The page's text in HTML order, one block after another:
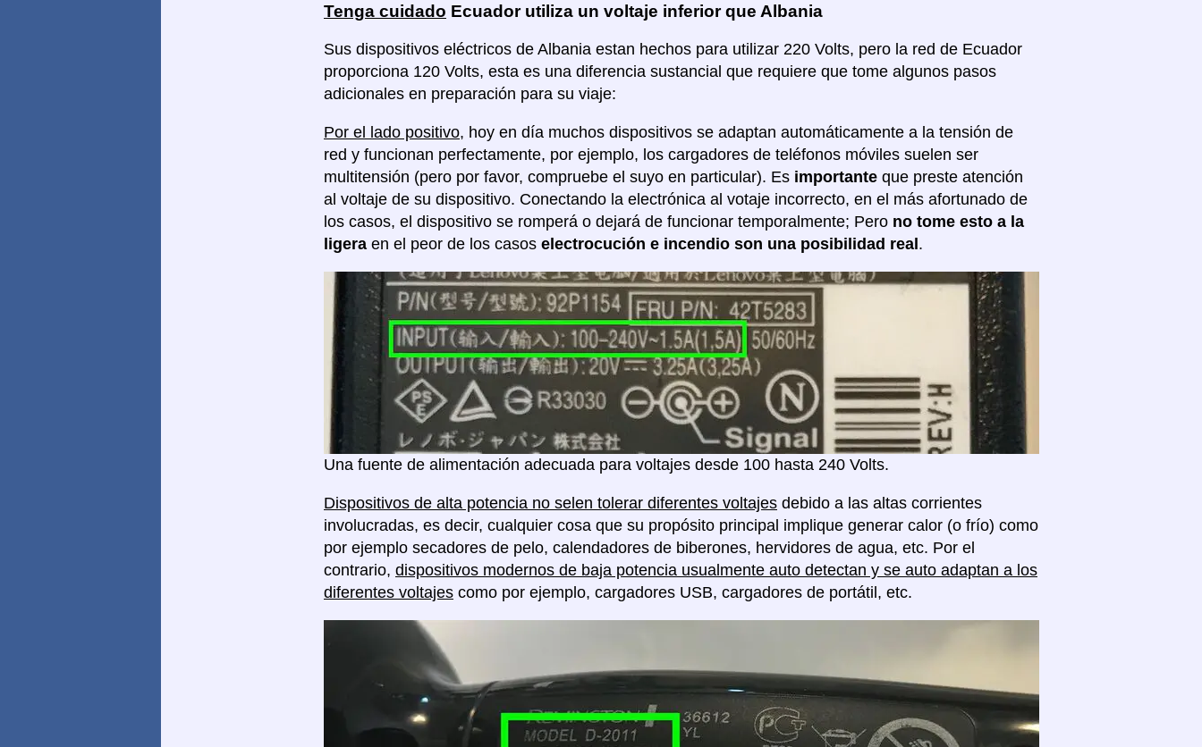
Tenga cuidado Ecuador utiliza un voltaje inferior que Albania
Sus dispositivos eléctricos de Albania estan hechos para utilizar 220 Volts, pero la red de Ecuador
proporciona 120 Volts, esta es una diferencia sustancial que requiere que tome algunos pasos
adicionales en preparación para su viaje:
Por el lado positivo, hoy en día muchos dispositivos se adaptan automáticamente a la tensión de
red y funcionan perfectamente, por ejemplo, los cargadores de teléfonos móviles suelen ser
multitensión (pero por favor, compruebe el suyo en particular). Es importante que preste atención
al voltaje de su dispositivo. Conectando la electrónica al votaje incorrecto, en el más afortunado de
los casos, el dispositivo se romperá o dejará de funcionar temporalmente; Pero no tome esto a la
ligera en el peor de los casos electrocución e incendio son una posibilidad real .
Una fuente de alimentación adecuada para voltajes desde 100 hasta 240 Volts.
Dispositivos de alta potencia no selen tolerar diferentes voltajes debido a las altas corrientes
involucradas, es decir, cualquier cosa que su propósito principal implique generar calor (o frío) como
por ejemplo secadores de pelo, calendadores de biberones, hervidores de agua, etc. Por el
contrario, dispositivos modernos de baja potencia usualmente auto detectan y se auto adaptan a los
diferentes voltajes como por ejemplo, cargadores USB, cargadores de portátil, etc.